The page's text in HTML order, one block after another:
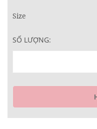
Size
SỐ LƯỢNG: